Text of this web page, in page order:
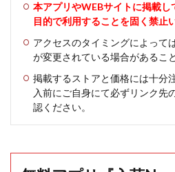
本アプリやWEBサイトに掲載
目的で利用することを固く禁止
アクセスのタイミングによって
が変更されている場合があるこ
掲載するストアと価格には十分
入前にご自身にて必ずリンク先
認ください。